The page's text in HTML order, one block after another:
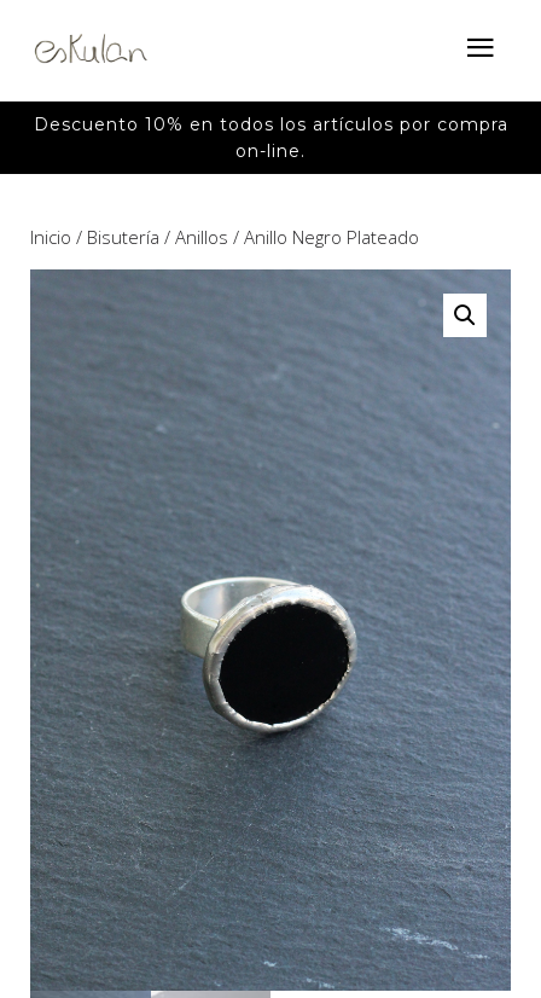
Descuento 10% en todos los artículos por compra
on-line.
Inicio / Bisutería / Anillos / Anillo Negro Plateado